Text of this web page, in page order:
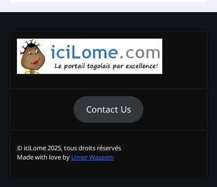
Contact Us
© iciLome 2025, tous droits réservés
Made with love by Umer Waseem